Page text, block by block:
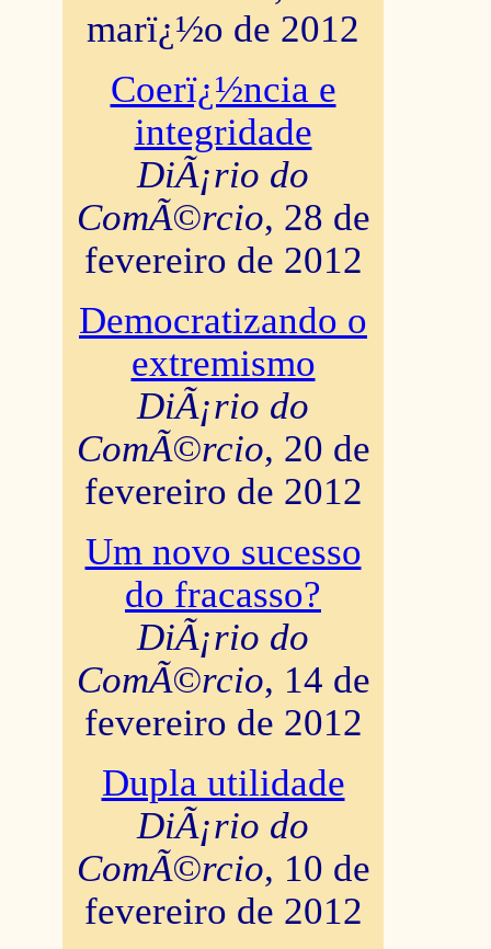
marï¿½o de 2012
Coerï¿½ncia e
integridade
DiÃ¡rio do
ComÃ©rcio, 28 de
fevereiro de 2012
Democratizando o
extremismo
DiÃ¡rio do
ComÃ©rcio, 20 de
fevereiro de 2012
Um novo sucesso
do fracasso?
DiÃ¡rio do
ComÃ©rcio, 14 de
fevereiro de 2012
Dupla utilidade
DiÃ¡rio do
ComÃ©rcio, 10 de
fevereiro de 2012